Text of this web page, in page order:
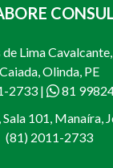
Lima
Caiada, Olinda, PE
2733|
81
Sala 101, Manaíra,
(81) 2011-2733